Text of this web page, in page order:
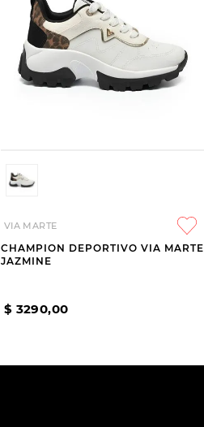
VIA MARTE
CHAMPION DEPORTIVO VIA MARTE
JAZMINE
$ 3290,00